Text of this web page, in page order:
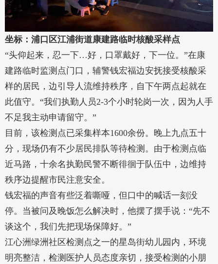
坐标：浦口区江浦街道康建路临时核酸采样点
“头仰起来，忍一下…好，口罩戴好，下一位。”在康
建路临时监测点门口，辅警钱宏福边安抚接受核酸采
样的居民，边引导人流维持秩序，自下午两点起就在
此值守。“我们执勤人员2-3个小时轮岗一次，因为人手
不足我主动申请留守。”
目前，该检测点已采集样本1600余份。晚上九点五十
分，现场仍有不少居民排队等待检测。由于检测点临
近马路，十余名执勤民警不断徘徊于队伍中，边维持
秩序边提醒市民注意安全。
钱宏福的声音有些泛着嘶哑，但口中的喊话一刻没
停。当被问及晚饭怎么解决时，他摆了摆手说：“先不
谈这个，我们先把现场保障好。”
江心洲绿洲社区检测点之一的星岛街幼儿园内，环境
明亮整洁，检测医护人员态度亲切，接受检测的小朋